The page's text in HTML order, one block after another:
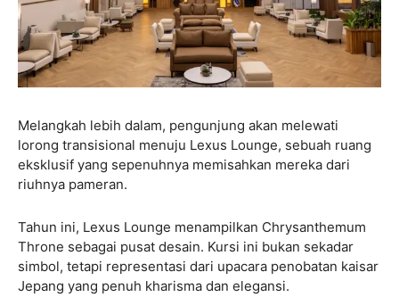
Melangkah lebih dalam, pengunjung akan melewati
lorong transisional menuju Lexus Lounge, sebuah ruang
eksklusif yang sepenuhnya memisahkan mereka dari
riuhnya pameran.
Tahun ini, Lexus Lounge menampilkan Chrysanthemum
Throne sebagai pusat desain. Kursi ini bukan sekadar
simbol, tetapi representasi dari upacara penobatan kaisar
Jepang yang penuh kharisma dan elegansi.